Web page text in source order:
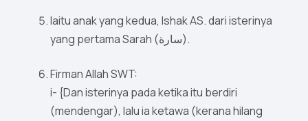
Iaitu anak yang kedua, Ishak AS. dari isterinya
yang pertama Sarah (سارة).
Firman Allah SWT:
i- {Dan isterinya pada ketika itu berdiri
(mendengar), lalu ia ketawa (kerana hilang